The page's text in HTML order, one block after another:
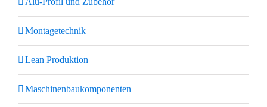
Montagetechnik
Lean Produktion
Maschinenbaukomponenten